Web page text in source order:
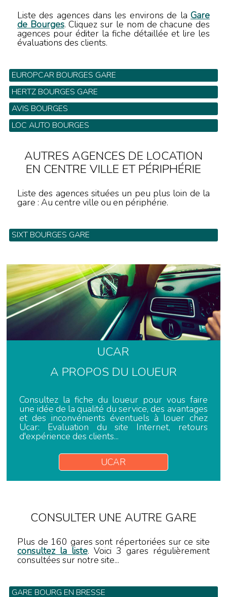
Liste des agences dans les environs de laGare
de Bourges. Cliquez sur le nom de chacune des
agences pour éditer la fiche détaillée et lire les
évaluations des clients.
EUROPCAR BOURGES GARE
27 Avenue des Prés le Roi - Tel: 02 48 24 93 03
HERTZ BOURGES GARE
4 Avenue Henri Laudier - Tel: 02 48 70 22 92
AVIS BOURGES
23 Avenue Henri Laudier - Tel: 02 48 24 38 84
LOC AUTO BOURGES
AUTRES AGENCES DE LOCATION
EN CENTRE VILLE ET PÉRIPHÉRIE
Liste des agences situées un peu plus loin de la
gare : Au centre ville ou en périphérie.
SIXT BOURGES GARE
UCAR
A PROPOS DU LOUEUR
Consultez la fiche du loueur pour vous faire
une idée de la qualité du service, des avantages
et des inconvénients éventuels à louer chez
Ucar: Evaluation du site Internet, retours
d'expérience des clients...
UCAR
CONSULTER UNE AUTRE GARE
Plus de 160 gares sont répertoriées sur ce site
consultez la liste. Voici 3 gares régulièrement
consultées sur notre site...
GARE BOURG EN BRESSE